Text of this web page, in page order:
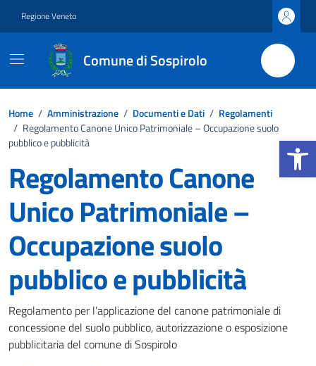
Apri la
Regione Veneto
Comune di Sospirolo
Home / Amministrazione / Documenti e Dati / Regolamenti
/ Regolamento Canone Unico Patrimoniale – Occupazione suolo
pubblico e pubblicità
Regolamento Canone
Unico Patrimoniale –
Occupazione suolo
pubblico e pubblicità
Dettagli del documento
Regolamento per l’applicazione del canone patrimoniale di
concessione del suolo pubblico, autorizzazione o esposizione
pubblicitaria del comune di Sospirolo